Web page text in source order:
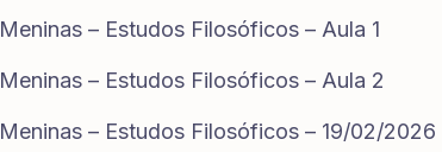
Meninas – Estudos Filosóficos – Aula 1
Meninas – Estudos Filosóficos – Aula 2
Meninas – Estudos Filosóficos – 19/02/2026